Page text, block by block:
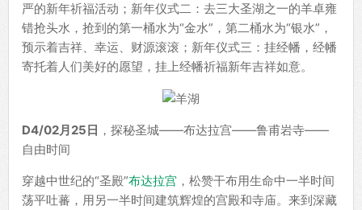
严的新年祈福活动；新年仪式二：去三大圣湖之一的羊卓雍
错抢头水，抢到的第一桶水为“金水”，第二桶水为“银水”，
预示着吉祥、幸运、财源滚滚；新年仪式三：挂经幡，经幡
寄托着人们美好的愿望，挂上经幡祈福新年吉祥如意。
D4/02月25日 ，探秘圣城——布达拉宫——鲁甫岩寺——
自由时间
穿越中世纪的“圣殿”布达拉宫 ，松赞干布用生命中一半时间
荡平吐蕃，用另一半时间建筑辉煌的宫殿和寺庙。来到深藏